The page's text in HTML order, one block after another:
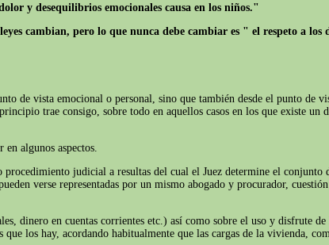
y desequilibrios emocionales causa en los niños."
cambian, pero lo que nunca debe cambiar es " el respeto a los
de vista emocional o personal, sino que también desde el punto de
trae consigo, sobre todo en aquellos casos en los que existe
en algunos aspectos.
judicial a resultas del cual el Juez determine el conjunto
verse representadas por un mismo abogado y procurador,
dinero en cuentas corrientes etc.) así como sobre el uso y disfrute
los hay, acordando habitualmente que las cargas de la vivienda,